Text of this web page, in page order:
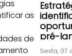
pré-
Sexta,